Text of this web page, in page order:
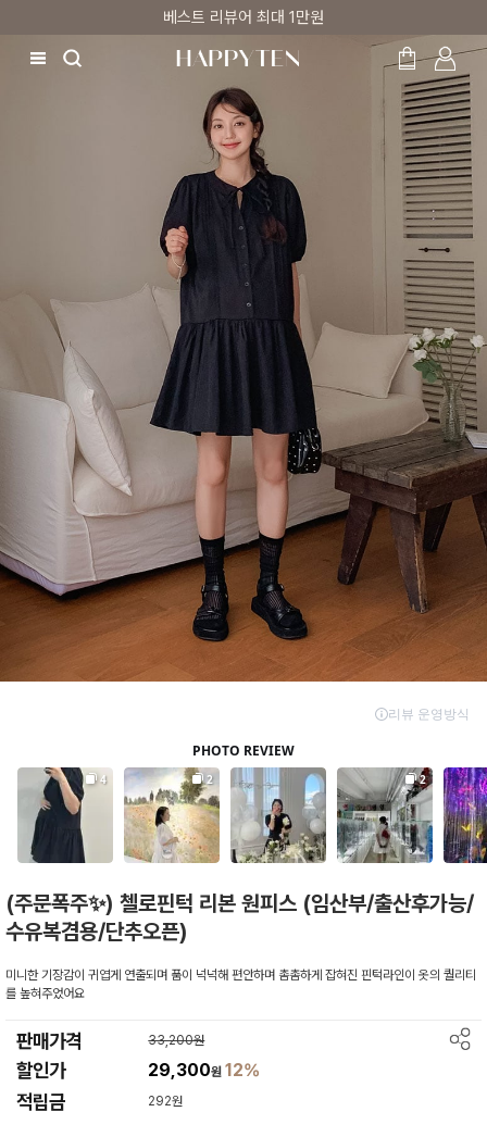
베스트 리뷰어 최대 1만원
(주문폭주✨) 첼로핀턱 리본 원피스 (임산부/출산후가능/
수유복겸용/단추오픈)
미니한 기장감이 귀엽게 연출되며 품이 넉넉해 편안하며 촘촘하게 잡혀진 핀턱라인이 옷의 퀄리티
를 높혀주었어요
판매가격 33,200원
할인가 29,300원12%
적립금 292원